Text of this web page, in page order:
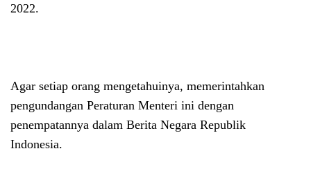
2022.
Agar setiap orang mengetahuinya, memerintahkan
pengundangan Peraturan Menteri ini dengan
penempatannya dalam Berita Negara Republik
Indonesia.